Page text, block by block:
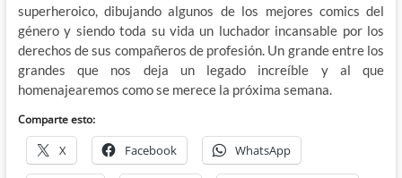
superheroico, dibujando algunos de los mejores comics del
género y siendo toda su vida un luchador incansable por los
derechos de sus compañeros de profesión. Un grande entre los
grandes que nos deja un legado increíble y al que
homenajearemos como se merece la próxima semana.
Comparte esto:
X Facebook WhatsApp